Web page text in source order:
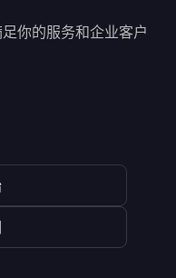
你的服务和企业客户